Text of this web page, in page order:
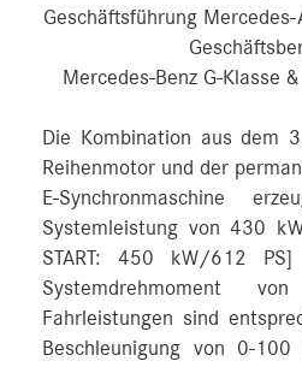
Geschäftsführung
Mercedes-Benz G-Klasse
Die Kombination aus dem
Reihenmotor und der
E-Synchronmaschine
Systemleistung von 430
START: 450 kW/612
Systemdrehmoment
Fahrleistungen sind
Beschleunigung von 0-